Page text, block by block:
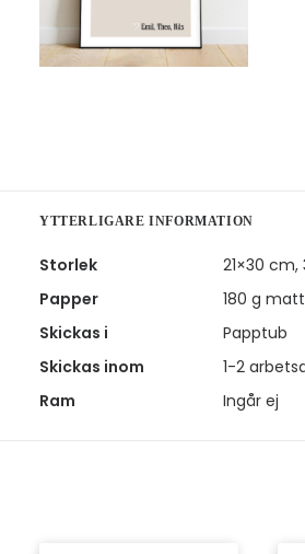
YTTERLIGARE INFORMATION
Storlek
21×30
Papper
180 g
Skickas i
Papptub
Skickas inom
1-2
Ram
Ingår ej